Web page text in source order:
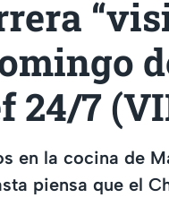
24/7
en la cocina de
piensa que el